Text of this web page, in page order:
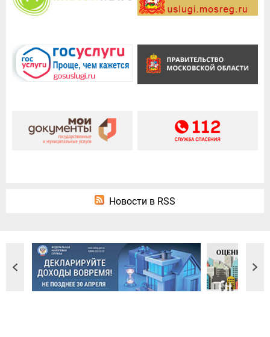
Новости в RSS